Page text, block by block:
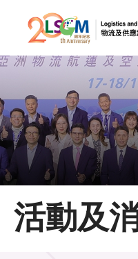
跳到內容（
主頁
關於LSCM
活動及